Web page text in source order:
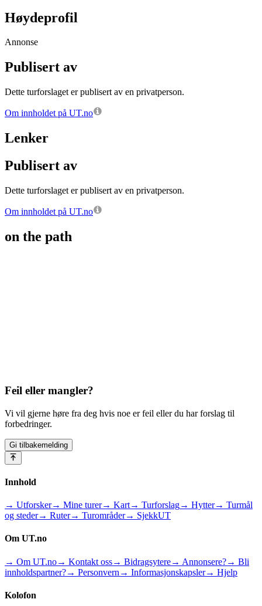
Høydeprofil
Annonse
Publisert av
Dette turforslaget er publisert av en privatperson.
Om innholdet på UT.no
Lenker
Publisert av
Dette turforslaget er publisert av en privatperson.
Om innholdet på UT.no
on the path
Feil eller mangler?
Vi vil gjerne høre fra deg hvis noe er feil eller du har forslag til
forbedringer.
Gi tilbakemelding
Innhold
→ Utforsker→ Mine turer→ Kart→ Turforslag→ Hytter→ Turmål
og steder→ Ruter→ Turområder→ SjekkUT
Om UT.no
→ Om UT.no→ Kontakt oss→ Bidragsytere→ Annonsere?→ Bli
innholdspartner?→ Personvern → Informasjonskapsler→ Hjelp
Kolofon